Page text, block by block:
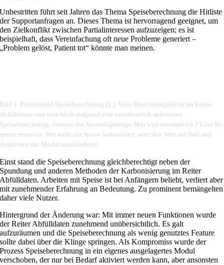
Unbestritten führt seit Jahren das Thema Speiseberechnung die Hitliste
der Supportanfragen an. Dieses Thema ist hervorragend geeignet, um
den Zielkonflikt zwischen Partialinteressen aufzuzeigen; es ist
beispielhaft, dass Vereinfachung oft neue Probleme generiert –
„Problem gelöst, Patient tot“ könnte man meinen.
Bild 3: Problemfeld Speiseberechnung (1.): Viele Berechnungsfehler im Reiter
Abfülldaten sind ursächlich aufgrund eine versehentlich aktivierten
Speiseberechnung, vornean die Ausschlagmenge. Hier wird automatisch 1 Liter für
speise reserviert. Wer nicht mit Speise karbonisiert, setzt den Wert auf Null und
deaktiviert das Modul anschließend
Einst stand die Speiseberechnung gleichberechtigt neben der
Spundung und anderen Methoden der Karbonisierung im Reiter
Abfülldaten. Arbeiten mit Speise ist bei Anfängern beliebt, verliert aber
mit zunehmender Erfahrung an Bedeutung. Zu prominent bemängelten
daher viele Nutzer.
Hintergrund der Änderung war: Mit immer neuen Funktionen wurde
der Reiter Abfülldaten zunehmend unübersichtlich. Es galt
aufzuräumen und die Speiseberechnung als wenig genutztes Feature
sollte dabei über die Klinge springen. Als Kompromiss wurde der
Prozess Speiseberechnung in ein eigenes ausgelagertes Modul
verschoben, der nur bei Bedarf aktiviert werden kann, aber ansonsten